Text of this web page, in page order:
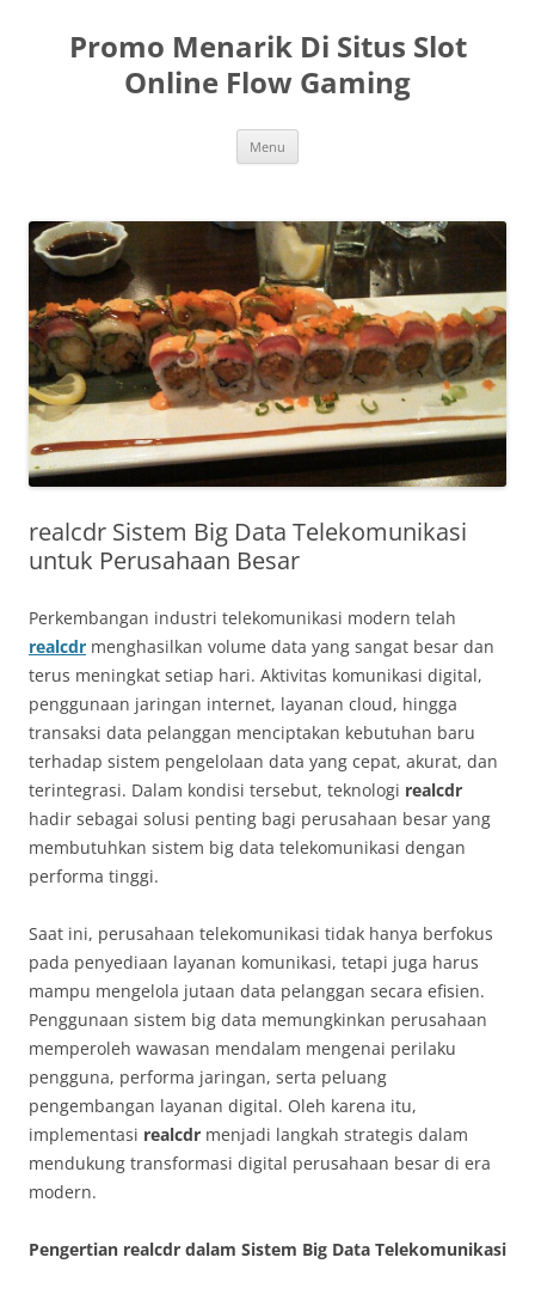
contentPromo Menarik Di Situs Slot
Online Flow Gaming
Menu
realcdr Sistem Big Data Telekomunikasi
untuk Perusahaan Besar
Perkembangan industri telekomunikasi modern telah
realcdr menghasilkan volume data yang sangat besar dan
terus meningkat setiap hari. Aktivitas komunikasi digital,
penggunaan jaringan internet, layanan cloud, hingga
transaksi data pelanggan menciptakan kebutuhan baru
terhadap sistem pengelolaan data yang cepat, akurat, dan
terintegrasi. Dalam kondisi tersebut, teknologi realcdr
hadir sebagai solusi penting bagi perusahaan besar yang
membutuhkan sistem big data telekomunikasi dengan
performa tinggi.
Saat ini, perusahaan telekomunikasi tidak hanya berfokus
pada penyediaan layanan komunikasi, tetapi juga harus
mampu mengelola jutaan data pelanggan secara efisien.
Penggunaan sistem big data memungkinkan perusahaan
memperoleh wawasan mendalam mengenai perilaku
pengguna, performa jaringan, serta peluang
pengembangan layanan digital. Oleh karena itu,
implementasi realcdr menjadi langkah strategis dalam
mendukung transformasi digital perusahaan besar di era
modern.
Pengertian realcdr dalam Sistem Big Data Telekomunikasi